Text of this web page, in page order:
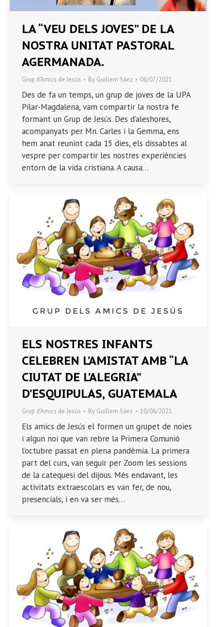
LA “VEU DELS JOVES” DE LA
NOSTRA UNITAT PASTORAL
AGERMANADA.
Grup d'Amics de Jesús By Guillem Sáez 06/07/2021
Des de fa un temps, un grup de joves de la UPA
Pilar-Magdalena, vam compartir la nostra fe
formant un Grup de Jesús. Des d’aleshores,
acompanyats per Mn. Carles i la Gemma, ens
hem anat reunint cada 15 dies, els dissabtes al
vespre per compartir les nostres experiències
entorn de la vida cristiana. A causa…
ELS NOSTRES INFANTS
CELEBREN L’AMISTAT AMB “LA
CIUTAT DE L’ALEGRIA”
D’ESQUIPULAS, GUATEMALA
Grup d'Amics de Jesús By Guillem Sáez 10/06/2021
Els amics de Jesús el formen un grupet de noies
i algun noi que van rebre la Primera Comunió
l’octubre passat en plena pandèmia. La primera
part del curs, van seguir per Zoom les sessions
de la catequesi del dijous. Més endavant, les
activitats extraescolars es van fer, de nou,
presencials, i en va ser més…